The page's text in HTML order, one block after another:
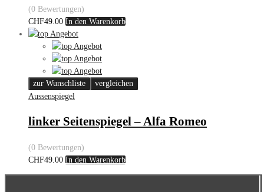
(0 Bewertungen)
CHF49.00 In den Warenkorb
zur Wunschliste
vergleichen
Aussenspiegel
linker Seitenspiegel – Alfa Romeo
(0 Bewertungen)
CHF49.00 In den Warenkorb